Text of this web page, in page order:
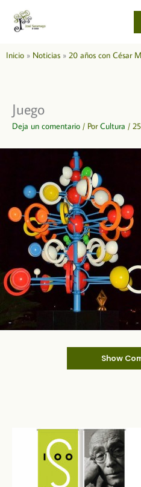
contenido
Inicio Noticias 20 años con César
Juego
Deja un comentario / PorCultura /
Show